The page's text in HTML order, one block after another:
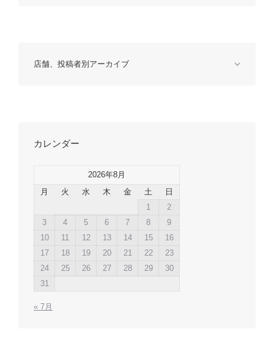
店舗、投稿者別アーカイブ
カレンダー
2026年8月
月
火 水 木 金 土
日
1
2
3
4 5 6 7 8
9
10
11 12 13 14 15
16
17
18 19 20 21 22
23
24
25 26 27 28 29
30
31
« 7月